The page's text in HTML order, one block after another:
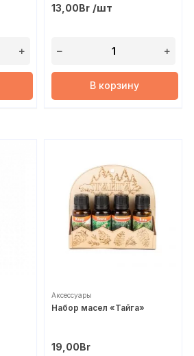
13,00Br/шт
В корзину
Аксессуары
Набор масел «Тайга»
19,00Br